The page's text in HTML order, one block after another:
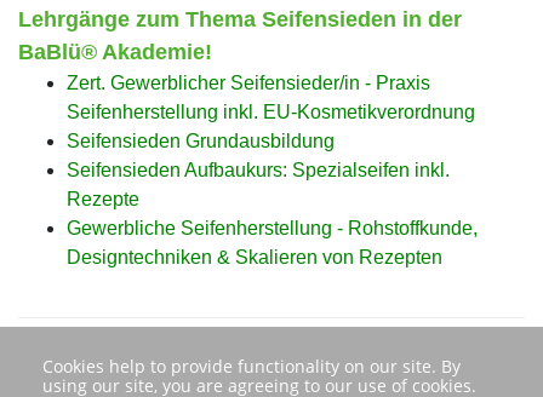
Lehrgänge zum Thema Seifensieden in der
BaBlü® Akademie!
Zert. Gewerblicher Seifensieder/in - Praxis
Seifenherstellung inkl. EU-Kosmetikverordnung
Seifensieden Grundausbildung
Seifensieden Aufbaukurs: Spezialseifen inkl.
Rezepte
Gewerbliche Seifenherstellung - Rohstoffkunde,
Designtechniken & Skalieren von Rezepten
Cookies help to provide functionality on our site. By
using our site, you are agreeing to our use of cookies.